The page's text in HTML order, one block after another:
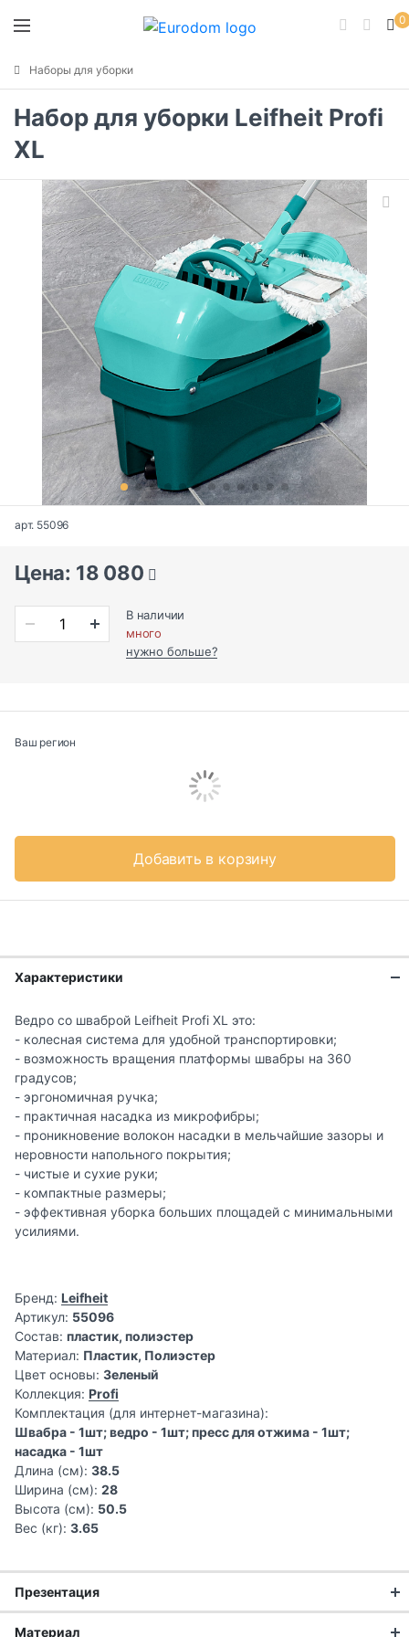
0
Наборы для уборки
Набор для уборки Leifheit Profi
XL
арт. 55096
Цена: 18 080
В наличии
много
нужно больше?
Ваш регион
Добавить в корзину
Характеристики
Ведро со шваброй Leifheit Profi XL это:
- колесная система для удобной транспортировки;
- возможность вращения платформы швабры на 360
градусов;
- эргономичная ручка;
- практичная насадка из микрофибры;
- проникновение волокон насадки в мельчайшие зазоры и
неровности напольного покрытия;
- чистые и сухие руки;
- компактные размеры;
- эффективная уборка больших площадей с минимальными
усилиями.
Бренд: Leifheit
Артикул: 55096
Состав: пластик, полиэстер
Материал: Пластик, Полиэстер
Цвет основы: Зеленый
Коллекция: Profi
Комплектация (для интернет-магазина):
Швабра - 1шт; ведро - 1шт; пресс для отжима - 1шт;
насадка - 1шт
Длина (см): 38.5
Ширина (см): 28
Высота (см): 50.5
Вес (кг): 3.65
Презентация
Материал